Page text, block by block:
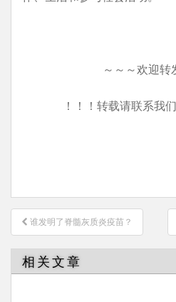
～～～欢迎转
！！！转载请联系我
文
章
导
航
谁发明了脊髓灰质炎疫苗？
相关文章